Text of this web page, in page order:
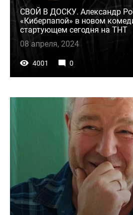
СВОЙ В ДОСКУ. Александр
«Киберпапой» в новом
стартующем сегодня на ТНТ
08 апреля, 2024
4001 0